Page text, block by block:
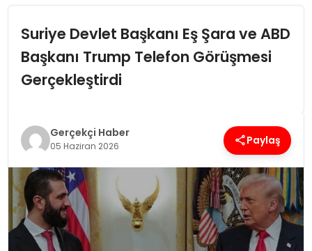
EKONOMI
MAGAZIN
TEKNOLOJI
YAŞAM
Suriye Devlet Başkanı Eş Şara ve ABD
Başkanı Trump Telefon Görüşmesi
Gerçekleştirdi
Gerçekçi Haber
05 Haziran 2026 Paylaş